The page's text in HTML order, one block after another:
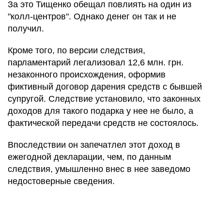
За это Тищенко обещал повлиять на один из
"колл-центров". Однако денег он так и не
получил.
Кроме того, по версии следствия,
парламентарий легализовал 12,6 млн. грн.
незаконного происхождения, оформив
фиктивный договор дарения средств с бывшей
супругой. Следствие установило, что законных
доходов для такого подарка у нее не было, а
фактической передачи средств не состоялось.
Впоследствии он запечатлел этот доход в
ежегодной декларации, чем, по данным
следствия, умышленно внес в нее заведомо
недостоверные сведения.